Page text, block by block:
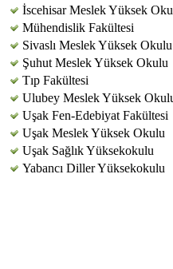
İscehisar Meslek Yüksek
Mühendislik Fakültesi
Sivaslı Meslek Yüksek Okulu
Şuhut Meslek Yüksek Okulu
Tıp Fakültesi
Ulubey Meslek Yüksek
Uşak Fen-Edebiyat Fakültesi
Uşak Meslek Yüksek Okulu
Uşak Sağlık Yüksekokulu
Yabancı Diller Yüksekokulu